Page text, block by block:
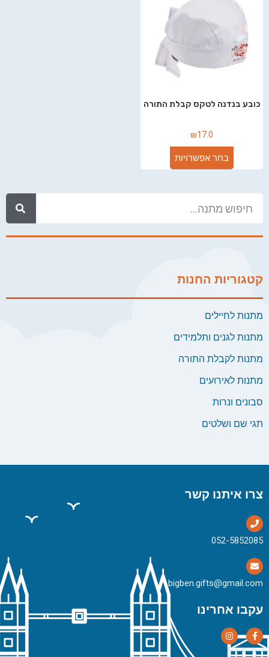
קטגוריות החנות
מתנות לחיילים
מתנות לגנים ותלמידים
מתנות לקבלת התורה
מתנות לאירועים
סבונים ונרות
תגי שם ושלטים
כובע בנדנה לטקס קבלת התורה
₪17.0
בחר אפשרויות
צרו איתנו קשר
bigben.gifts@gmail.com
עקבו אחרינו